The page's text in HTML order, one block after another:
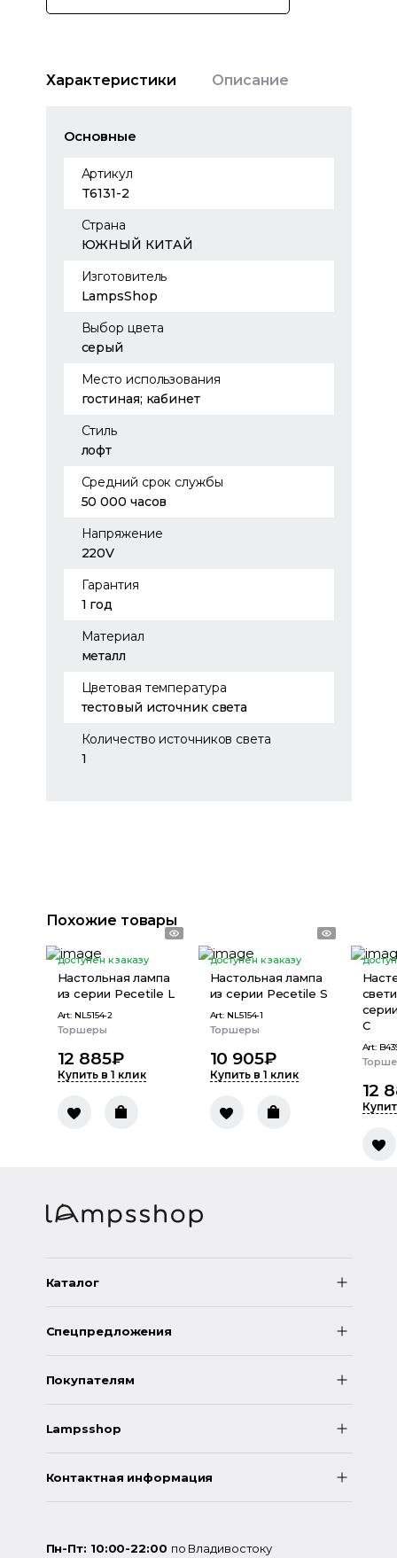
Характеристики Описание
Основные
Артикул
T6131-2
Страна
ЮЖНЫЙ КИТАЙ
Изготовитель
LampsShop
Выбор цвета
серый
Место использования
гостиная; кабинет
Стиль
лофт
Средний срок службы
50 000 часов
Напряжение
220V
Гарантия
1 год
Материал
металл
Цветовая температура
тестовый источник света
Количество источников света
1
Похожие товары
доступен к заказу
Настольная лампа
из серии Pecetile L
Art: NL5154-2
Торшеры
12 885₽
Купить в 1 клик
доступен к заказу
Настольная лампа
из серии Pecetile S
Art: NL5154-1
Торшеры
10 905₽
Купить в 1 клик
C
Art:
12
Каталог
Спецпредложения
Покупателям
Lampsshop
Контактная информация
Пн-Пт: 10:00-22:00 по Владивостоку